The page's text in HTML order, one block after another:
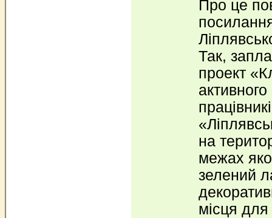
Про це
Так,
проект
активного
на
межах
зелений
місця